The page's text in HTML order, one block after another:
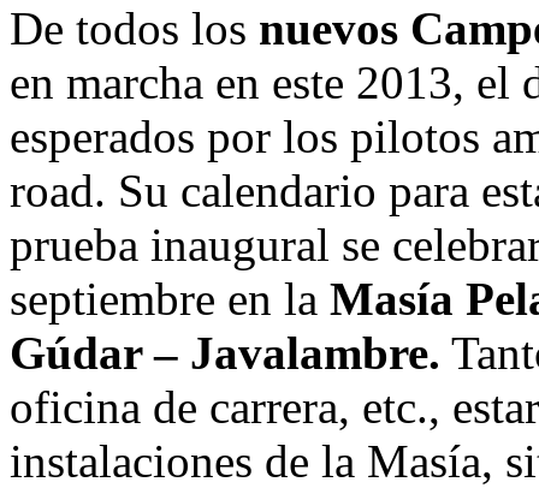
De todos los nuevos
en marcha en este 2013, el
esperados por los pilotos
road. Su calendario para
prueba inaugural se
septiembre en la Masía
Gúdar – Javalambre.
oficina de carrera, etc.,
instalaciones de la Masía,